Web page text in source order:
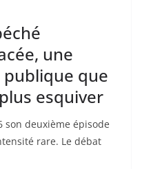
une
que
esquiver
son deuxième épisode
rare. Le débat